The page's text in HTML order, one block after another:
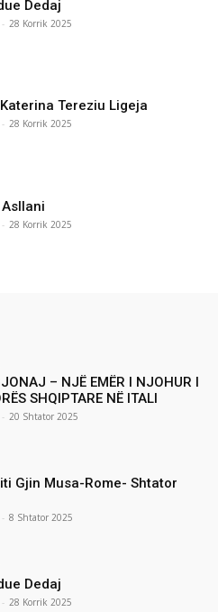
Dedaj
- 28 Korrik 2025
Tereziu Ligeja
- 28 Korrik 2025
- 28 Korrik 2025
– NJË EMËR I NJOHUR I
SHQIPTARE NË ITALI
- 20 Shtator 2025
Gjin Musa-Rome- Shtator
- 8 Shtator 2025
Dedaj
- 28 Korrik 2025